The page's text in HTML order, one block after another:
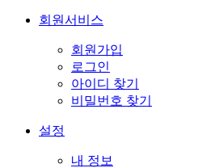
회원서비스
회원가입
로그인
아이디 찾기
비밀번호 찾기
설정
내 정보